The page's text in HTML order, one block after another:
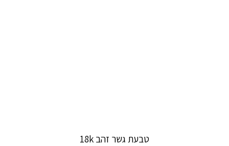
טבעת גשר זהב 18k